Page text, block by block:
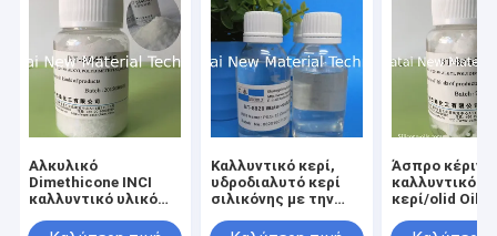
Αλκυλικό
Dimethicone INCI
καλλυντικό υλικό
C26-28 για Makeup
Καλλυντικό κερί,
υδροδιαλυτό κερί
σιλικόνης με την
λιπαρός για τη
Άσπρο κέρινο
καλλυντικό
κερί/olid Oil-
Νο 200074-